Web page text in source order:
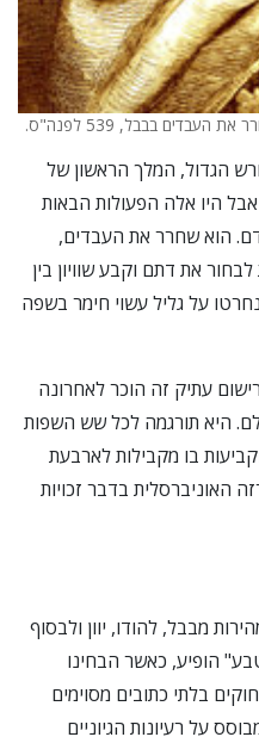
בבבל, 539 לפנה"ס.
כורש הגדול, המלך הראשון של
היו אלה הפעולות הבאות
הוא שחרר את העבדים,
את דתם וקבע שוויון בין
על גליל עשוי חימר בשפה
עתיק זה הוכר לאחרונה
היא תורגמה לכל שש השפות
בו מקבילות לארבעת
האוניברסלית בדבר זכויות
מבבל, להודו, יוון ולבסוף
הופיע, כאשר הבחינו
בלתי כתובים מסוימים
על רעיונות הגיוניים